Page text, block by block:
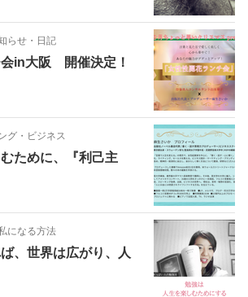
らせ・日記
in大阪 開催決定！
グ・ビジネス
ために、『利己主
になる方法
、世界は広がり、人